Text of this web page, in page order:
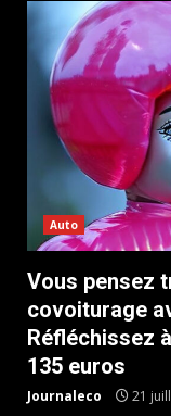
Auto
Vous pensez
covoiturage
Réfléchissez
135 euros
Journaleco 21